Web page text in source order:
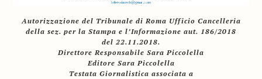
Autorizzazione del Tribunale di Roma Ufficio Cancelleria
della sez. per la Stampa e l’Informazione aut. 186/2018
del 22.11.2018.
Direttore Responsabile Sara Piccolella
Editore Sara Piccolella
Testata Giornalistica associata a